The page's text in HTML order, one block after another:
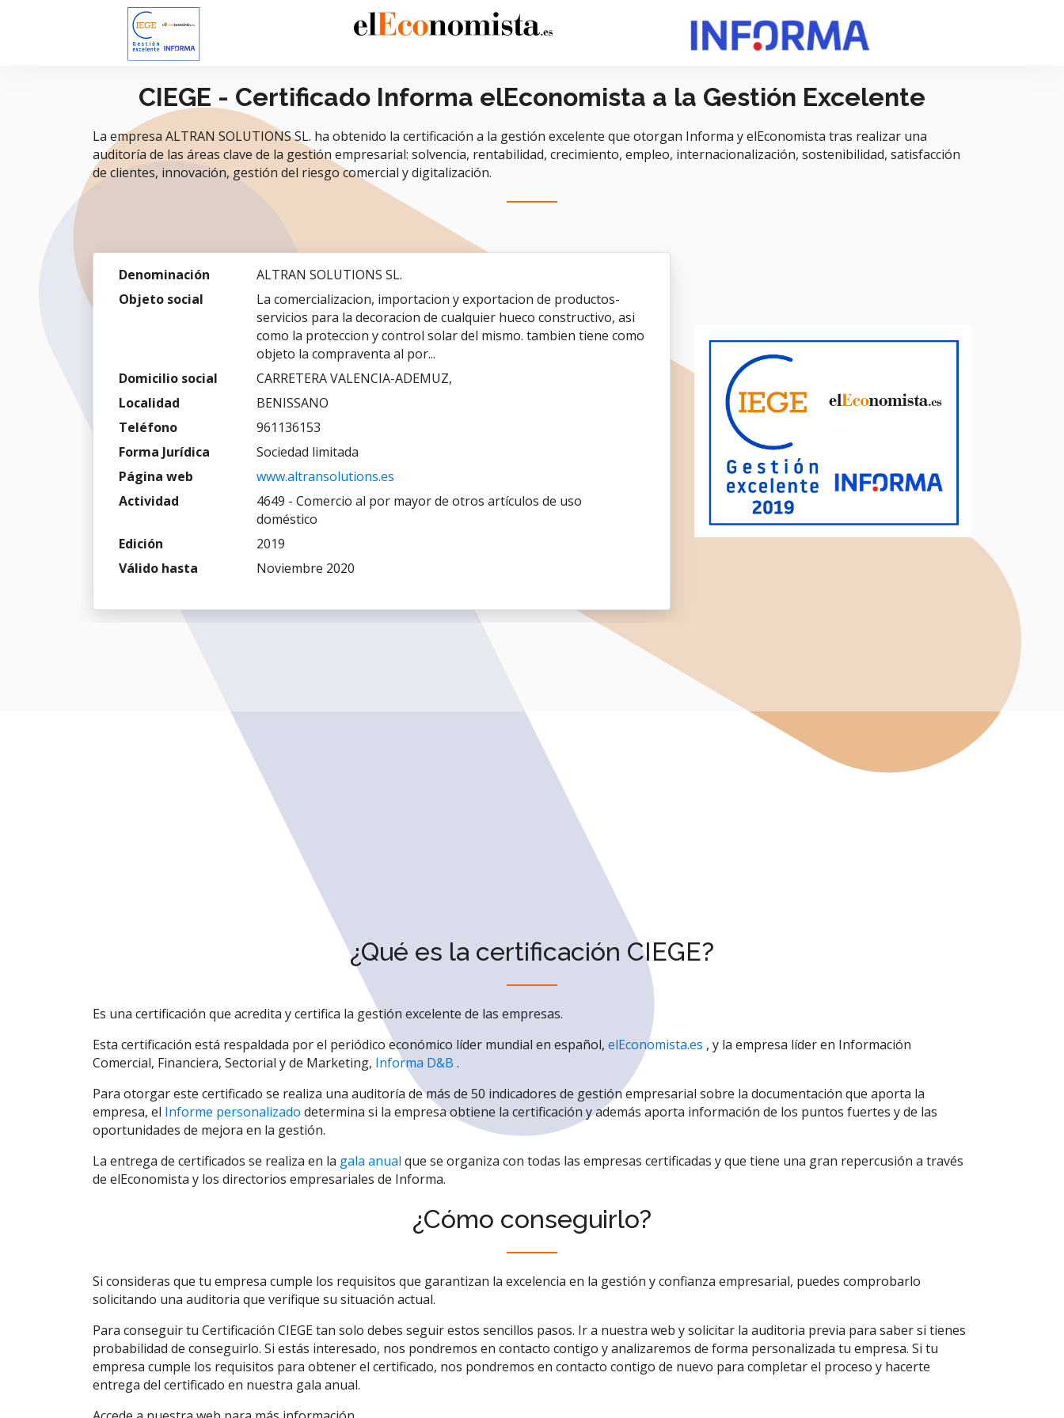
CIEGE - Certificado Informa elEconomista a la Gestión Excelente
La empresa ALTRAN SOLUTIONS SL. ha obtenido la certificación a la gestión excelente que otorgan Informa y elEconomista tras realizar una
auditoría de las áreas clave de la gestión empresarial: solvencia, rentabilidad, crecimiento, empleo, internacionalización, sostenibilidad, satisfacción
de clientes, innovación, gestión del riesgo comercial y digitalización.
Denominación
ALTRAN SOLUTIONS SL.
Objeto social
La comercializacion, importacion y exportacion de productos-
servicios para la decoracion de cualquier hueco constructivo, asi
como la proteccion y control solar del mismo. tambien tiene como
objeto la compraventa al por...
Domicilio social
CARRETERA VALENCIA-ADEMUZ,
Localidad
BENISSANO
Teléfono
961136153
Forma Jurídica
Sociedad limitada
Página web
www.altransolutions.es
Actividad
4649 - Comercio al por mayor de otros artículos de uso
doméstico
Edición
2019
Válido hasta
Noviembre 2020
¿Qué es la certificación CIEGE?
Es una certificación que acredita y certifica la gestión excelente de las empresas.
Esta certificación está respaldada por el periódico económico líder mundial en español, elEconomista.es , y la empresa líder en Información
Comercial, Financiera, Sectorial y de Marketing, Informa D&B .
Para otorgar este certificado se realiza una auditoría de más de 50 indicadores de gestión empresarial sobre la documentación que aporta la
empresa, el Informe personalizado determina si la empresa obtiene la certificación y además aporta información de los puntos fuertes y de las
oportunidades de mejora en la gestión.
La entrega de certificados se realiza en la gala anual que se organiza con todas las empresas certificadas y que tiene una gran repercusión a través
de elEconomista y los directorios empresariales de Informa.
¿Cómo conseguirlo?
Si consideras que tu empresa cumple los requisitos que garantizan la excelencia en la gestión y confianza empresarial, puedes comprobarlo
solicitando una auditoria que verifique su situación actual.
Para conseguir tu Certificación CIEGE tan solo debes seguir estos sencillos pasos. Ir a nuestra web y solicitar la auditoria previa para saber si tienes
probabilidad de conseguirlo. Si estás interesado, nos pondremos en contacto contigo y analizaremos de forma personalizada tu empresa. Si tu
empresa cumple los requisitos para obtener el certificado, nos pondremos en contacto contigo de nuevo para completar el proceso y hacerte
entrega del certificado en nuestra gala anual.